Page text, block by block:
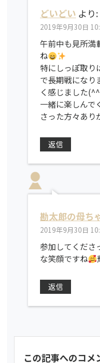
どいどい より:
2019年9月30日
午前中も見所満
ね
特にしっぽ取り
で長期戦になり
く感じました
一緒に楽しんで
さった方々あり
返信
勘太郎の母ち
2019年9月30日
参加してくださ
な笑顔ですね
返信
この記事へのコメ